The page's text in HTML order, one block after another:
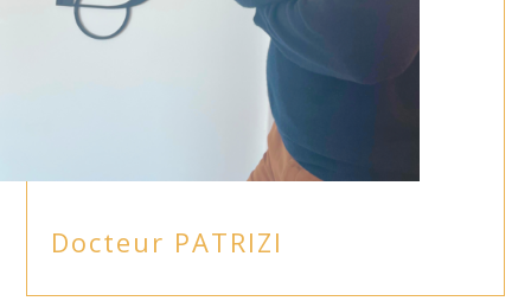
Docteur PATRIZI